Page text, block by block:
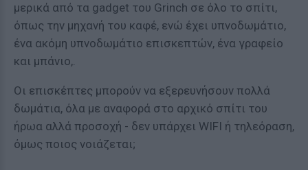
μερικά από τα gadget του Grinch σε όλο το σπίτι,
όπως την μηχανή του καφέ, ενώ έχει υπνοδωμάτιο,
ένα ακόμη υπνοδωμάτιο επισκεπτών, ένα γραφείο
και μπάνιο,.
Οι επισκέπτες μπορούν να εξερευνήσουν πολλά
δωμάτια, όλα με αναφορά στο αρχικό σπίτι του
ήρωα αλλά προσοχή - δεν υπάρχει WIFI ή τηλεόραση,
όμως ποιος νοιάζεται;